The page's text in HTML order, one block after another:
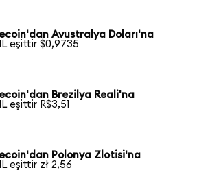
Avustralya Doları'na
eşittir $0,9735
Brezilya Reali'na
eşittir R$3,51
Polonya Zlotisi'na
eşittir zł 2,56